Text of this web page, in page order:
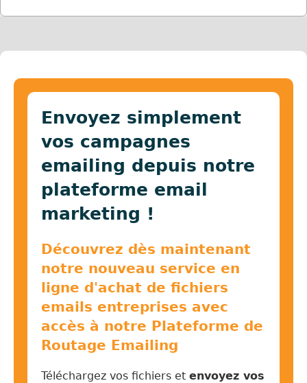
Envoyez simplement
vos campagnes
emailing depuis notre
plateforme email
marketing !
Découvrez dès maintenant
notre nouveau service en
ligne d'achat de fichiers
emails entreprises avec
accès à notre Plateforme de
Routage Emailing
Téléchargez vos fichiers et envoyez vos